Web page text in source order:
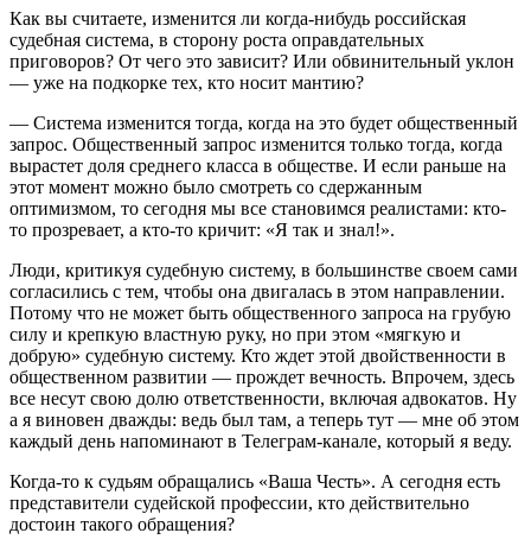
Как вы считаете, изменится ли когда-нибудь российская
судебная система, в сторону роста оправдательных
приговоров? От чего это зависит? Или обвинительный уклон
— уже на подкорке тех, кто носит мантию?
— Система изменится тогда, когда на это будет общественный
запрос. Общественный запрос изменится только тогда, когда
вырастет доля среднего класса в обществе. И если раньше на
этот момент можно было смотреть со сдержанным
оптимизмом, то сегодня мы все становимся реалистами: кто-
то прозревает, а кто-то кричит: «Я так и знал!».
Люди, критикуя судебную систему, в большинстве своем сами
согласились с тем, чтобы она двигалась в этом направлении.
Потому что не может быть общественного запроса на грубую
силу и крепкую властную руку, но при этом «мягкую и
добрую» судебную систему. Кто ждет этой двойственности в
общественном развитии — прождет вечность. Впрочем, здесь
все несут свою долю ответственности, включая адвокатов. Ну
а я виновен дважды: ведь был там, а теперь тут — мне об этом
каждый день напоминают в Телеграм-канале, который я веду.
Когда-то к судьям обращались «Ваша Честь». А сегодня есть
представители судейской профессии, кто действительно
достоин такого обращения?